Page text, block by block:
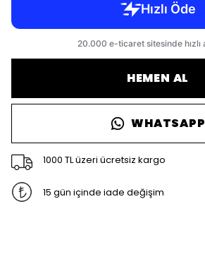
HEMEN AL
WHATSAPP
1000 TL üzeri ücretsiz kargo
15 gün içinde iade değişim